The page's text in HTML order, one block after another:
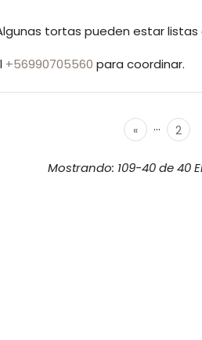
tortas pueden estar listas
+56990705560 para coordinar.
« ... 2
Mostrando: 109-40 de 40